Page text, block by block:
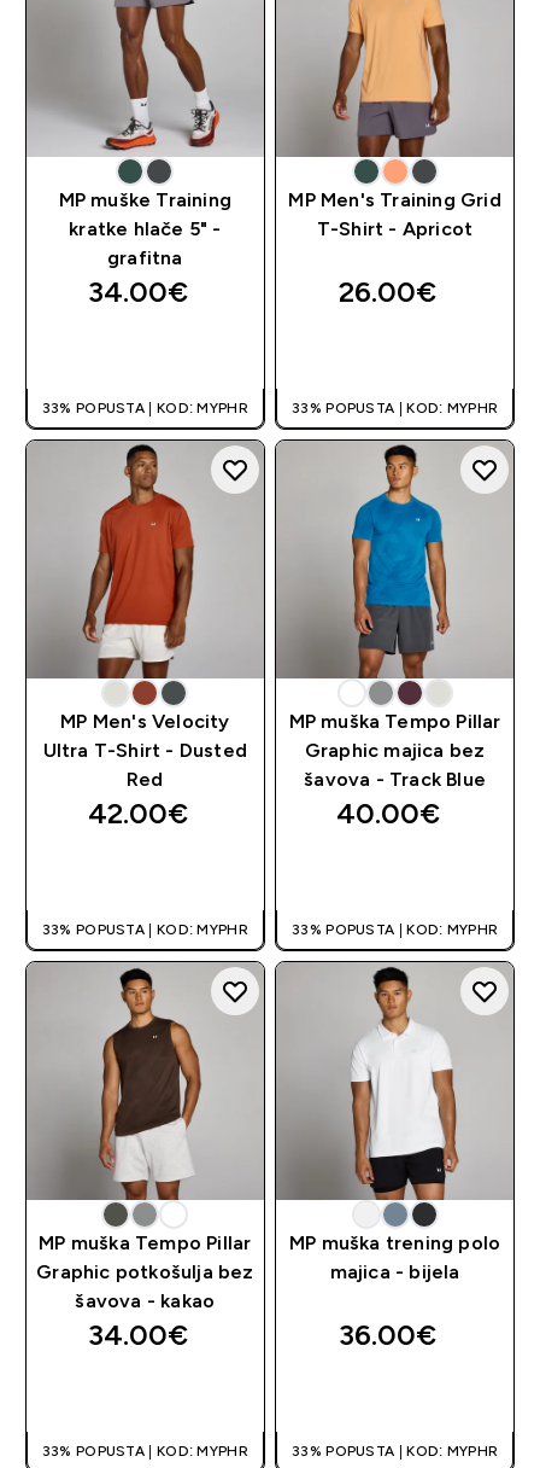
MP muške Training
kratke hlače 5" -
grafitna
34.00€‎
33% POPUSTA | KOD: MYPHR
MP Men's Training Grid
T-Shirt - Apricot
26.00€‎
33% POPUSTA | KOD: MYPHR
MP Men's Velocity
Ultra T-Shirt - Dusted
Red
42.00€‎
33% POPUSTA | KOD: MYPHR
MP muška Tempo Pillar
Graphic majica bez
šavova - Track Blue
40.00€‎
33% POPUSTA | KOD: MYPHR
MP muška Tempo Pillar
Graphic potkošulja bez
šavova - kakao
34.00€‎
33% POPUSTA | KOD: MYPHR
MP muška trening polo
majica - bijela
36.00€‎
33% POPUSTA | KOD: MYPHR